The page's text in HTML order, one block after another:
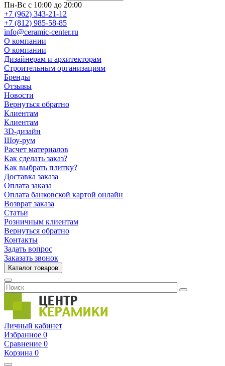
Пн-Вс с 10:00 до 20:00
+7 (962) 343-21-12
+7 (812) 985-58-85
info@ceramic-center.ru
О компании
О компании
Дизайнерам и архитекторам
Строительным организациям
Бренды
Отзывы
Новости
Вернуться обратно
Клиентам
Клиентам
3D-дизайн
Шоу-рум
Расчет материалов
Как сделать заказ?
Как выбрать плитку?
Доставка заказа
Оплата заказа
Оплата банковской картой онлайн
Возврат заказа
Статьи
Розничным клиентам
Вернуться обратно
Контакты
Задать вопрос
Заказать звонок
Каталог товаров
Личный кабинет
Избранное 0
Сравнение 0
Корзина 0